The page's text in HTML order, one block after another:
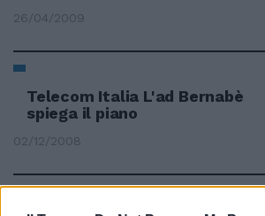
26/04/2009
Telecom Italia L'ad Bernabè
spiega il piano
02/12/2008